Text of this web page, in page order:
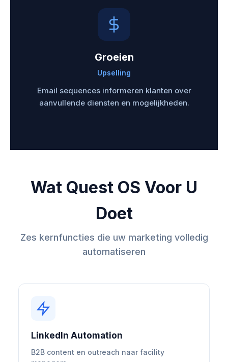
Groeien
Upselling
Email sequences informeren klanten over
aanvullende diensten en mogelijkheden.
Wat Quest OS Voor U
Doet
Zes kernfuncties die uw marketing volledig
automatiseren
LinkedIn Automation
B2B content en outreach naar facility